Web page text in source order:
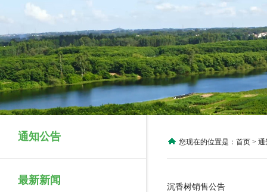
通知公告
最新新闻
您现在的位置是： 首页 > 通
沉香树销售公告